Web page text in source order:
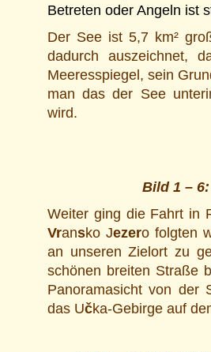
Betreten oder Angeln ist
Der See ist 5,7 km²
dadurch auszeichnet,
Meeresspiegel, sein
man das der See
wird.
Bild 1 –
Weiter ging die Fahrt in
Vransko Jezero folgten
an unseren Zielort zu
schönen breiten Straße
Panoramasicht von
das Učka-Gebirge auf